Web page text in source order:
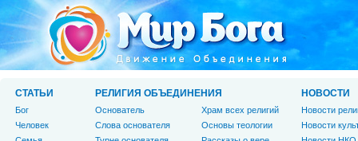
СТАТЬИ
Бог
Человек
РЕЛИГИЯ ОБЪЕДИНЕНИЯ
Основатель
Слова основателя
Храм всех религий
Основы теологии
НОВОСТИ
Новости
Новости